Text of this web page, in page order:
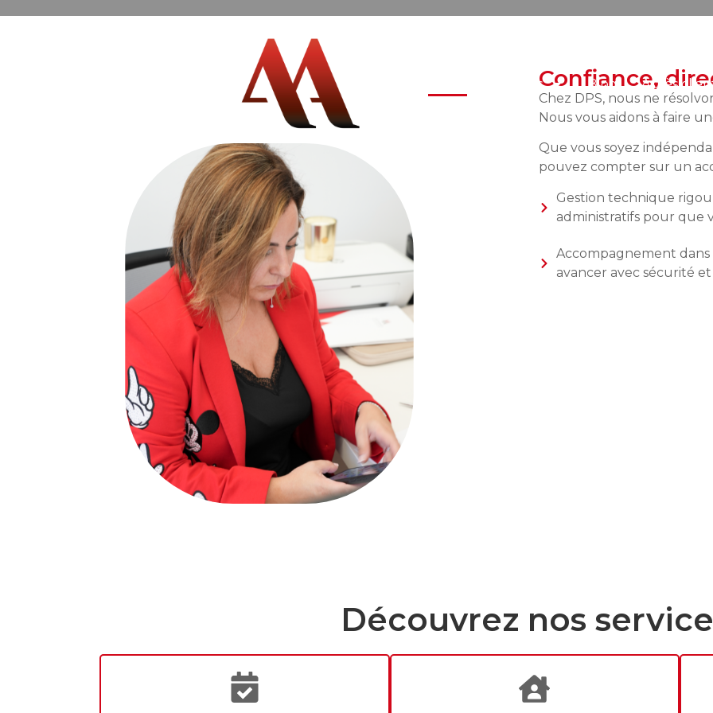
Services Blog Accès
Confiance,
Chez DPS, nous ne
Nous vous aidons à faire
Que vous soyez
pouvez compter sur un
Gestion technique
administratifs pour que
Accompagnement dans
avancer avec sécurité et
Découvrez nos